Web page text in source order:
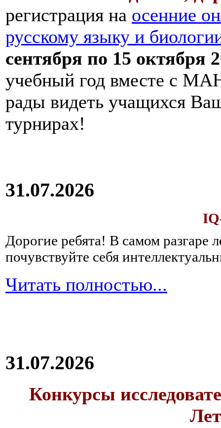
регистрация на осенние
русскому языку и
сентября по 15 октября
учебный год вместе с
рады видеть учащихся
турнирах!
31.07.2026
Дорогие ребята! В самом разгаре
почувствуйте себя
Читать полностью...
31.07.2026
Конкурсы